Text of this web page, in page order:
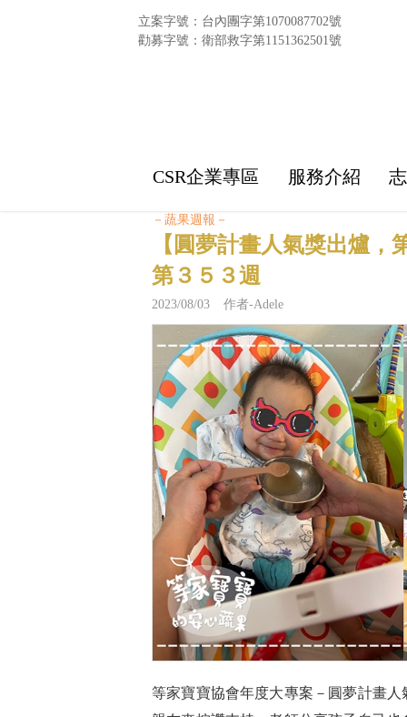
立案字號：台內團字第1070087702號
勸募字號：衛部救字第1151362501號
CSR企業專區 服務介紹
－蔬果週報－
【圓夢計畫人氣獎出爐
第３５３週
2023/08/03 作者-Adele
等家寶寶協會年度大專案－圓夢計畫